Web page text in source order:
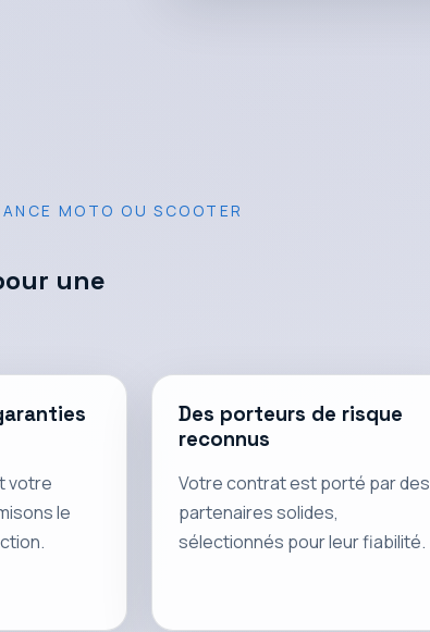
MOTO OU SCOOTER
une
votre
le
Des porteurs de risque
reconnus
Votre contrat est porté par des
partenaires solides,
sélectionnés pour leur fiabilité.